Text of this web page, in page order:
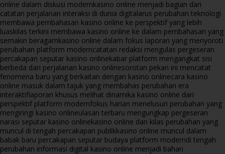
online dalam diskusi modernkasino online menjadi bagian dari
catatan perjalanan interaksi di dunia digitalarus perubahan teknologi
membawa pembahasan kasino online ke perspektif yang lebih
luaskilas terkini membawa kasino online ke dalam pembahasan yang
semakin beragamkasino online dalam fokus laporan yang menyoroti
perubahan platform moderncatatan redaksi mengulas pergeseran
percakapan seputar kasino onlinekabar platform mengangkat sisi
berbeda dari perjalanan kasino onlinesorotan pekan ini mencatat
fenomena baru yang berkaitan dengan kasino onlinecara kasino
online masuk dalam tajuk yang membahas perubahan era
interaktiflaporan khusus melihat dinamika kasino online dari
perspektif platform modernfokus harian menelusuri perubahan yang
mengiringi kasino onlineulasan terbaru mengungkap pergeseran
narasi seputar kasino onlinekasino online dan kilas perubahan yang
muncul di tengah percakapan publikkasino online muncul dalam
babak baru percakapan seputar budaya platform moderndi tengah
perubahan informasi digital kasino online menjadi bahan